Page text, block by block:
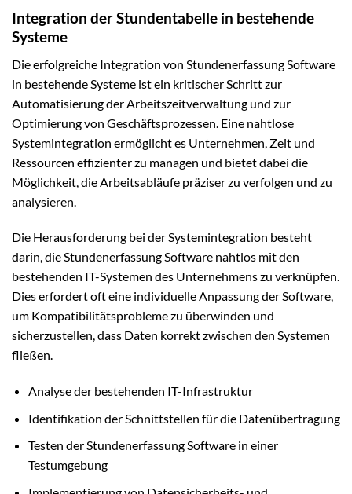
Integration der Stundentabelle in bestehende
Systeme
Die erfolgreiche Integration von Stundenerfassung Software
in bestehende Systeme ist ein kritischer Schritt zur
Automatisierung der Arbeitszeitverwaltung und zur
Optimierung von Geschäftsprozessen. Eine nahtlose
Systemintegration ermöglicht es Unternehmen, Zeit und
Ressourcen effizienter zu managen und bietet dabei die
Möglichkeit, die Arbeitsabläufe präziser zu verfolgen und zu
analysieren.
Die Herausforderung bei der Systemintegration besteht
darin, die Stundenerfassung Software nahtlos mit den
bestehenden IT-Systemen des Unternehmens zu verknüpfen.
Dies erfordert oft eine individuelle Anpassung der Software,
um Kompatibilitätsprobleme zu überwinden und
sicherzustellen, dass Daten korrekt zwischen den Systemen
fließen.
Analyse der bestehenden IT-Infrastruktur
Identifikation der Schnittstellen für die Datenübertragung
Testen der Stundenerfassung Software in einer
Testumgebung